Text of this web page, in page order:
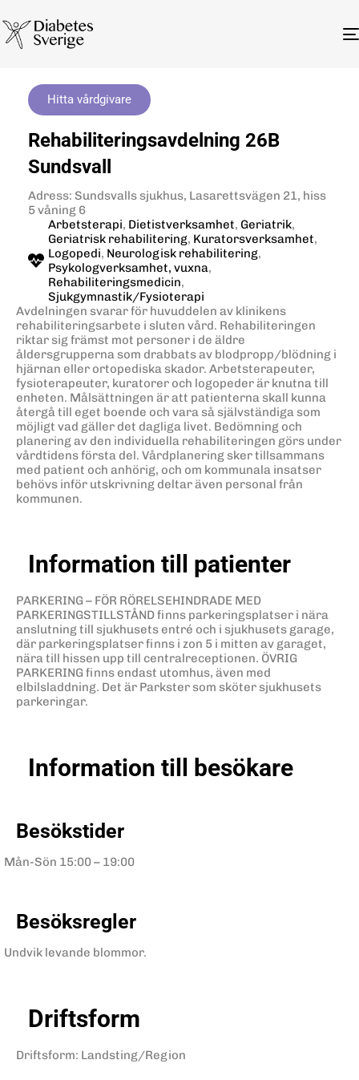
Hitta vårdgivare
Rehabiliteringsavdelning 26B
Sundsvall
Adress: Sundsvalls sjukhus, Lasarettsvägen 21, hiss
5 våning 6
Arbetsterapi, Dietistverksamhet, Geriatrik,
Geriatrisk rehabilitering, Kuratorsverksamhet,
Logopedi, Neurologisk rehabilitering,
Psykologverksamhet, vuxna,
Rehabiliteringsmedicin,
Sjukgymnastik/Fysioterapi
Avdelningen svarar för huvuddelen av klinikens
rehabiliteringsarbete i sluten vård. Rehabiliteringen
riktar sig främst mot personer i de äldre
åldersgrupperna som drabbats av blodpropp/blödning i
hjärnan eller ortopediska skador. Arbetsterapeuter,
fysioterapeuter, kuratorer och logopeder är knutna till
enheten. Målsättningen är att patienterna skall kunna
återgå till eget boende och vara så självständiga som
möjligt vad gäller det dagliga livet. Bedömning och
planering av den individuella rehabiliteringen görs under
vårdtidens första del. Vårdplanering sker tillsammans
med patient och anhörig, och om kommunala insatser
behövs inför utskrivning deltar även personal från
kommunen.
Information till patienter
PARKERING – FÖR RÖRELSEHINDRADE MED
PARKERINGSTILLSTÅND finns parkeringsplatser i nära
anslutning till sjukhusets entré och i sjukhusets garage,
där parkeringsplatser finns i zon 5 i mitten av garaget,
nära till hissen upp till centralreceptionen. ÖVRIG
PARKERING finns endast utomhus, även med
elbilsladdning. Det är Parkster som sköter sjukhusets
parkeringar.
Information till besökare
Besökstider
Mån-Sön 15:00 – 19:00
Besöksregler
Undvik levande blommor.
Driftsform
Driftsform: Landsting/Region